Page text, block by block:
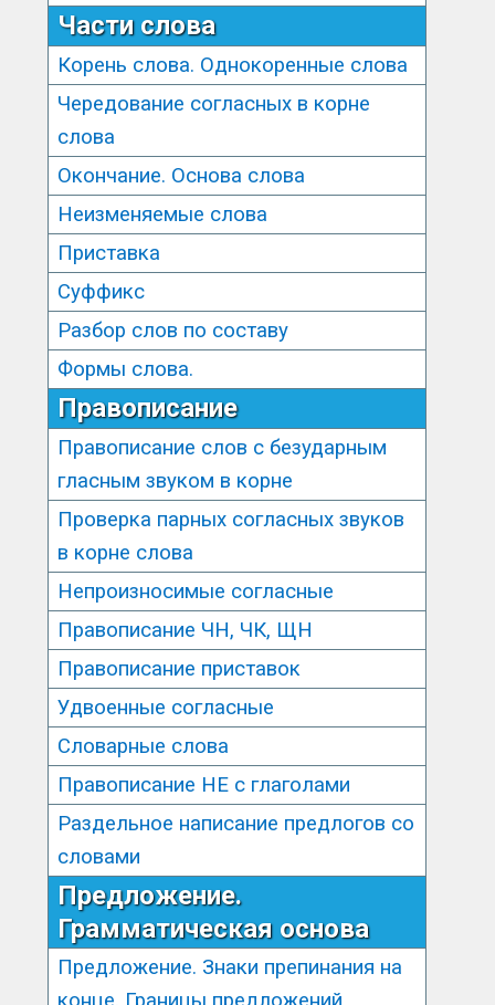
Части слова
Корень слова. Однокоренные слова
Чередование согласных в корне
слова
Окончание. Основа слова
Неизменяемые слова
Приставка
Суффикс
Разбор слов по составу
Формы слова.
Правописание
Правописание слов с безударным
гласным звуком в корне
Проверка парных согласных звуков
в корне слова
Непроизносимые согласные
Правописание ЧН, ЧК, ЩН
Правописание приставок
Удвоенные согласные
Словарные слова
Правописание НЕ с глаголами
Раздельное написание предлогов со
словами
Предложение.
Грамматическая основа
Предложение. Знаки препинания на